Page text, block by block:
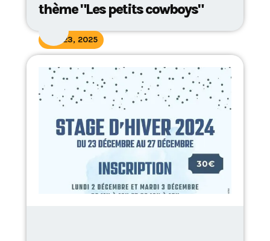
thème "Les petits cowboys"
July 23, 2025